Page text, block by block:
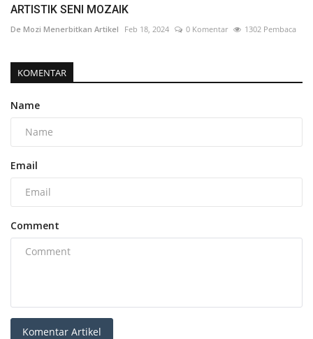
ARTISTIK SENI MOZAIK
De Mozi Menerbitkan Artikel Feb 18, 2024 0 Komentar 1302 Pembaca
KOMENTAR
Name
Email
Comment
Komentar Artikel